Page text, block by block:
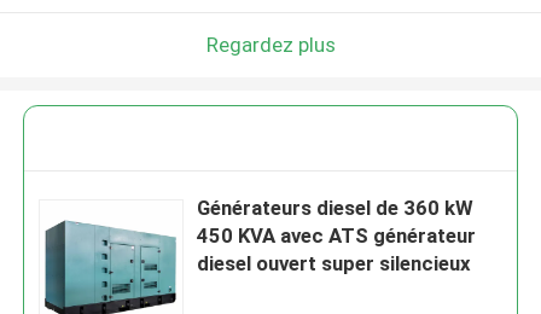
Regardez plus
Générateurs diesel de 360 kW
450 KVA avec ATS générateur
diesel ouvert super silencieux